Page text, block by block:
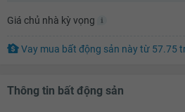
6.78
Giá chủ nhà kỳ vọng
Vay mua bất động sản nàytừ 57.75
Thông tin bất động sản